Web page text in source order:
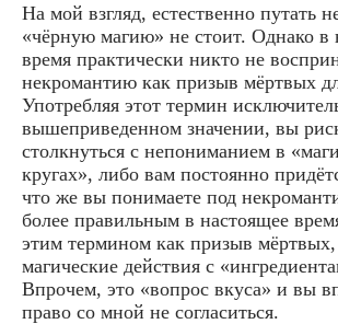
На мой взгляд, естественно путать
«чёрную магию» не стоит. Однако в
время практически никто не
некромантию как призыв мёртвых
Употребляя этот термин
вышеприведенном значении, вы
столкнуться с непониманием в
кругах», либо вам постоянно
что же вы понимаете под
более правильным в настоящее
этим термином как призыв мёртвых,
магические действия с
Впрочем, это «вопрос вкуса» и вы
право со мной не согласиться.